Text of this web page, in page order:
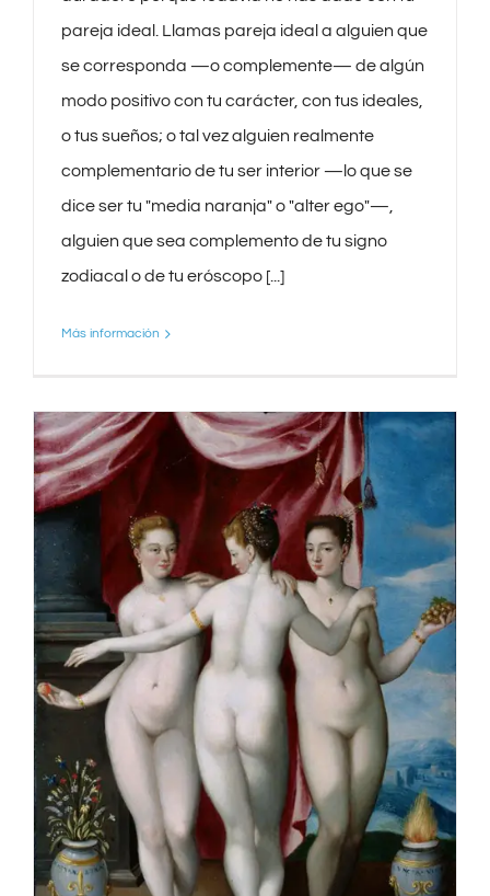
pareja ideal. Llamas pareja ideal a alguien que
se corresponda —o complemente— de algún
modo positivo con tu carácter, con tus ideales,
o tus sueños; o tal vez alguien realmente
complementario de tu ser interior —lo que se
dice ser tu "media naranja" o "alter ego"—,
alguien que sea complemento de tu signo
zodiacal o de tu eróscopo [...]
Más información